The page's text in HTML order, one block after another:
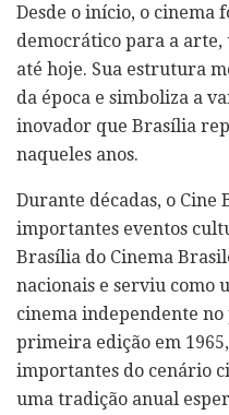
Desde o início, o cinema
democrático para a
até hoje. Sua estrutura
da época e simboliza a
inovador que Brasília
naqueles anos.
Durante décadas, o Cine
importantes eventos
Brasília do Cinema
nacionais e serviu como
cinema independente no
primeira edição em
importantes do cenário
uma tradição anual